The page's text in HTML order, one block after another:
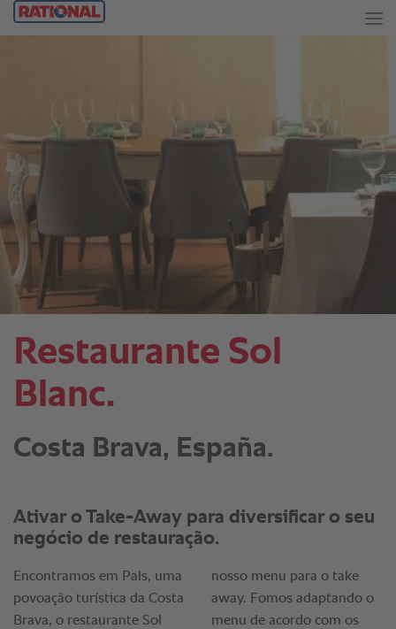
Restaurante Sol
Blanc.
Costa Brava, España.